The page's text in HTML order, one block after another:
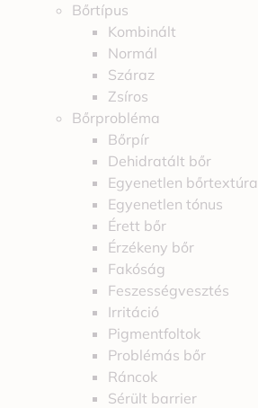
Bőrtípus
Kombinált
Normál
Száraz
Zsíros
Bőrprobléma
Bőrpír
Dehidratált bőr
Egyenetlen bőrtextúra
Egyenetlen tónus
Érett bőr
Érzékeny bőr
Fakóság
Feszességvesztés
Irritáció
Pigmentfoltok
Problémás bőr
Ráncok
Sérült barrier